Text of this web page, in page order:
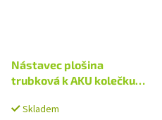
Nástavec plošina
trubková k AKU kolečku
Skladem